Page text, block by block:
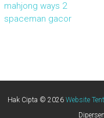
mahjong ways 2
spaceman gacor
Hak Cipta © 2026Website